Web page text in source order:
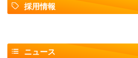
採用情報
ニュース